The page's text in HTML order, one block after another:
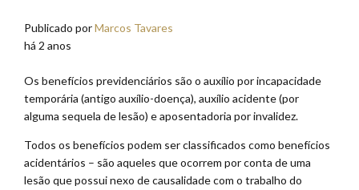
Publicado porMarcos Tavares
há 2 anos
Os benefícios previdenciários são o auxílio por incapacidade
temporária (antigo auxílio-doença), auxílio acidente (por
alguma sequela de lesão) e aposentadoria por invalidez.
Todos os benefícios podem ser classificados como benefícios
acidentários – são aqueles que ocorrem por conta de uma
lesão que possui nexo de causalidade com o trabalho do